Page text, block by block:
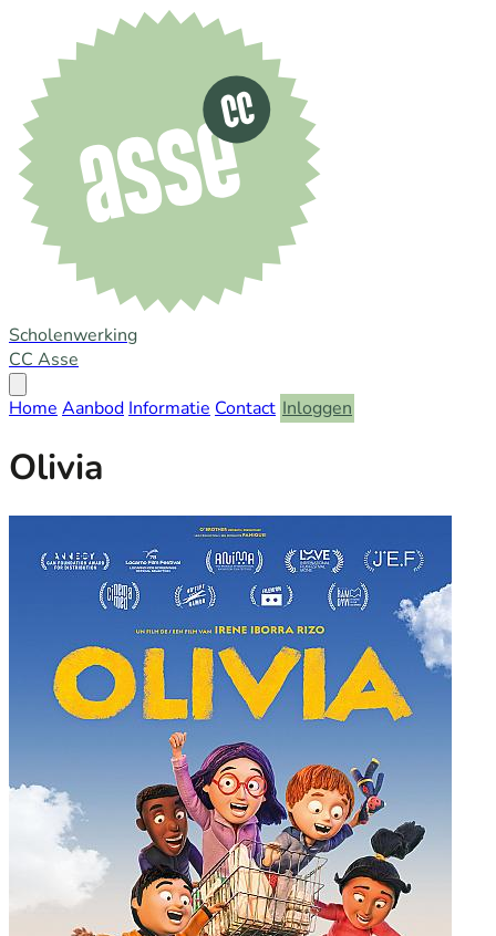
Scholenwerking
CC Asse
menu
Home Aanbod Informatie Contact Inloggen
Olivia